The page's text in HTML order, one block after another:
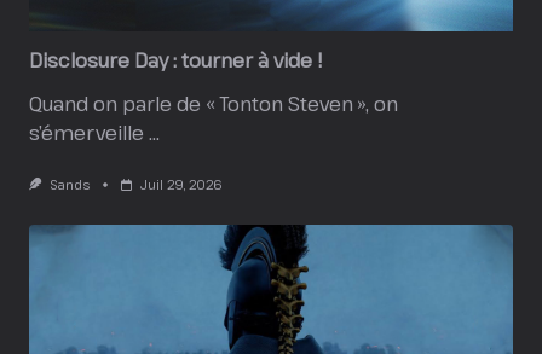
Disclosure Day : tourner à vide !
Quand on parle de « Tonton Steven », on
s’émerveille ...
Sands Juil 29, 2026